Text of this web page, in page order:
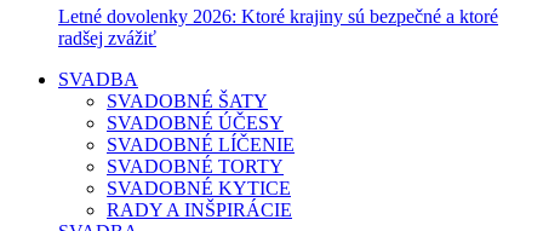
Letné dovolenky 2026: Ktoré krajiny sú bezpečné a ktoré
radšej zvážiť
SVADBA
SVADOBNÉ ŠATY
SVADOBNÉ ÚČESY
SVADOBNÉ LÍČENIE
SVADOBNÉ TORTY
SVADOBNÉ KYTICE
RADY A INŠPIRÁCIE